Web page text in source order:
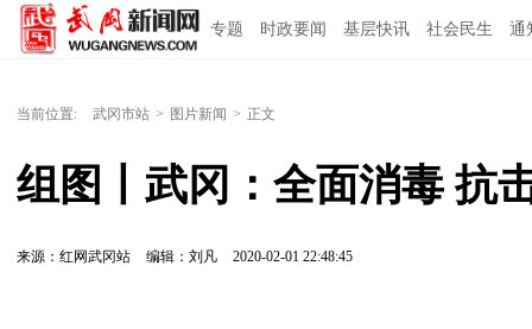
专题 时政要闻 基层快讯 社会民生 通
当前位置: 武冈市站 > 图片新闻 > 正文
组图丨武冈：全面消毒 抗
来源：红网武冈站 编辑：刘凡 2020-02-01 22:48:45